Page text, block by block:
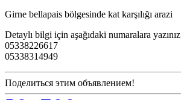
Girne bellapais bölgesinde kat karşılığı arazi
Detaylı bilgi için aşağıdaki numaralara yazınız
05338226617
05338314949
Поделиться этим объявлением!